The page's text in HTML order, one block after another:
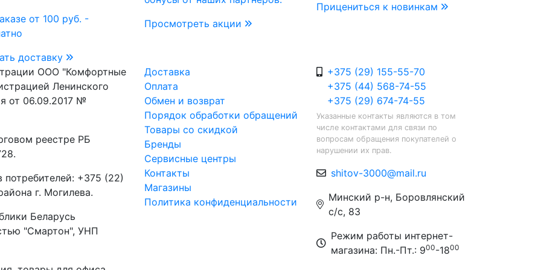
от 100 руб. -
доставку
Просмотреть акции
Прицениться к новинкам
ООО "Комфортные
Ленинского
от 06.09.2017 №
реестре РБ
+375 (22)
г. Могилева.
Беларусь
"Смартон", УНП
Доставка
Оплата
Обмен и возврат
Порядок обработки обращений
Товары со скидкой
Бренды
Сервисные центры
Контакты
Магазины
Политика конфиденциальности
+375 (29) 155-55-70
+375 (44) 568-74-55
+375 (29) 674-74-55
Указанные контакты являются в том
числе контактами для связи по
вопросам обращения покупателей о
нарушении их прав.
shitov-3000@mail.ru
Минский р-н, Боровлянский
с/с, 83
Режим работы интернет-
магазина: Пн.-Пт.: 900-1800